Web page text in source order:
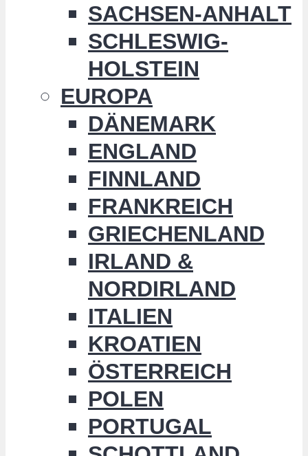
SACHSEN-ANHALT
SCHLESWIG-
HOLSTEIN
EUROPA
DÄNEMARK
ENGLAND
FINNLAND
FRANKREICH
GRIECHENLAND
IRLAND &
NORDIRLAND
ITALIEN
KROATIEN
ÖSTERREICH
POLEN
PORTUGAL